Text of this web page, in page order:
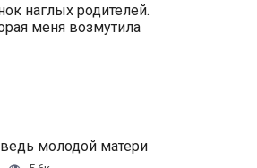
наглых родителей.
меня возмутила
молодой матери